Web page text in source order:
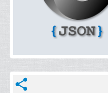
share